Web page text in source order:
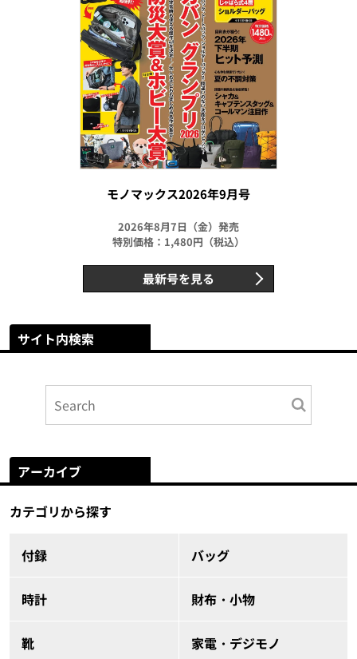
モノマックス2026年9月号
2026年8月7日（金）発売
特別価格：1,480円（税込）
最新号を見る
サイト内検索
アーカイブ
カテゴリから探す
付録 バッグ
時計 財布・小物
靴 家電・デジモノ